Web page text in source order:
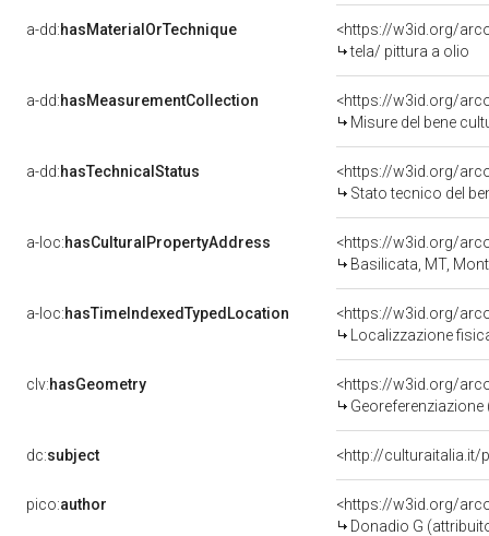
a-dd:hasMaterialOrTechnique
<https://w3id.org/
tela/ pittura a olio
a-dd:hasMeasurementCollection
<https://w3id.org/
Misure del bene
a-dd:hasTechnicalStatus
<https://w3id.org/
Stato tecnico del
a-loc:hasCulturalPropertyAddress
<https://w3id.org/
Basilicata, MT,
a-loc:hasTimeIndexedTypedLocation
<https://w3id.org/
Localizzazione
clv:hasGeometry
<https://w3id.org/
dc:subject <http://culturaitalia.it/
pico:author
<https://w3id.org/
Donadio G